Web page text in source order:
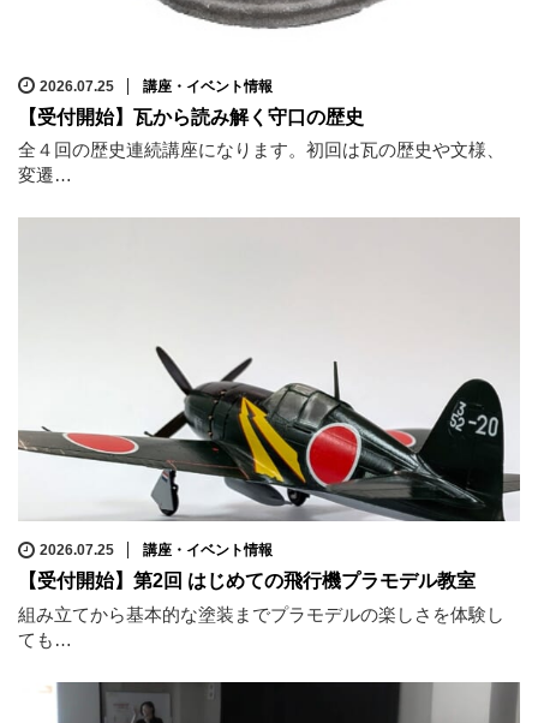
2026.07.25 講座・イベント情報
【受付開始】瓦から読み解く守口の歴史
全４回の歴史連続講座になります。初回は瓦の歴史や文様、
変遷…
2026.07.25 講座・イベント情報
【受付開始】第2回 はじめての飛行機プラモデル教室
組み立てから基本的な塗装までプラモデルの楽しさを体験し
ても…